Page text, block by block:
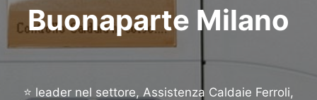
Buonaparte Milano
⭐ leader nel settore, Assistenza Caldaie Ferroli,